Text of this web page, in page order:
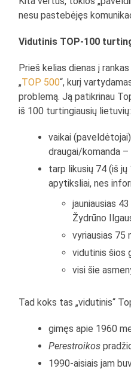
nesu pastebėjęs
Vidutinis TOP-100
Prieš kelias dienas į
„TOP 500“, kurį
problemą. Ją patikrinau
iš 100 turtingiausių lietuvių:
vaikai
draugai/komanda –
tarp likusių 74 (iš
apytiksliai, nes
jauniausias
Žydrūno
vyriausias 75
vidutinis šios
visi šie
Tad koks tas „vidutinis“
gimęs apie 1960
Perestroikos
1990-aisiais jam